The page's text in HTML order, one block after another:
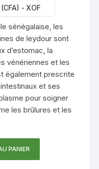
- XOF
sénégalaise, les
de leydour sont
d’estomac, la
vénériennes et les
également prescrite
et ses
pour soigner
les brûlures et les
PANIER